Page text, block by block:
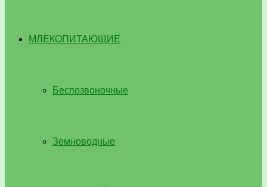
МЛЕКОПИТАЮЩИЕ
Беспозвоночные
Земноводные